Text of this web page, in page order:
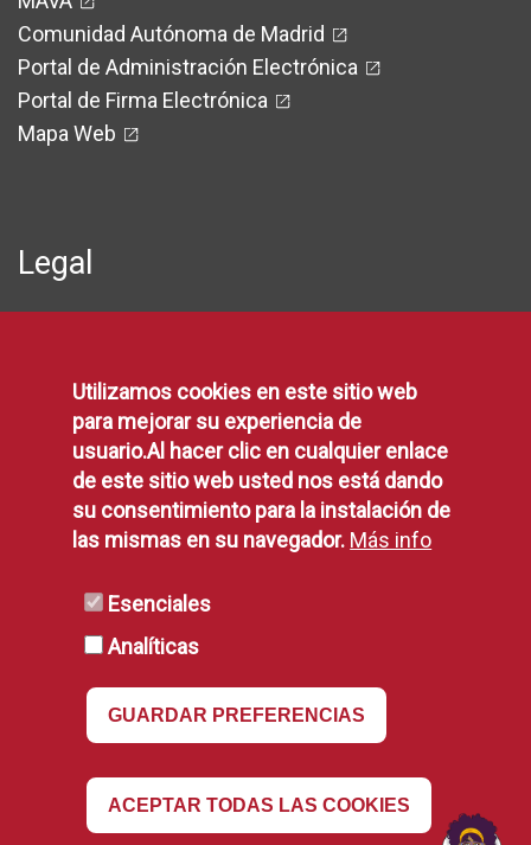
17
17
54
84
104
318
26
76
54
444
146
309
220
1
Comunidad Autónoma de Madrid
Portal de Administración Electrónica
Portal de Firma Electrónica
Mapa Web
Legal
Aviso Legal
Disponibilidad
Declaración de Accesibilidad
Política de Cookies
Utilizamos cookies en este sitio web
para mejorar su experiencia de
usuario.Al hacer clic en cualquier enlace
de este sitio web usted nos está dando
su consentimiento para la instalación de
las mismas en su navegador. Más info
Esenciales
Analíticas
GUARDAR PREFERENCIAS
ACEPTAR TODAS LAS COOKIES